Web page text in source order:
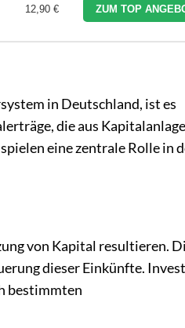
12,90 € ZUM TOP
in Deutschland, ist es
die aus Kapitalanlage
eine zentrale Rolle in
von Kapital resultieren.
dieser Einkünfte.
bestimmten